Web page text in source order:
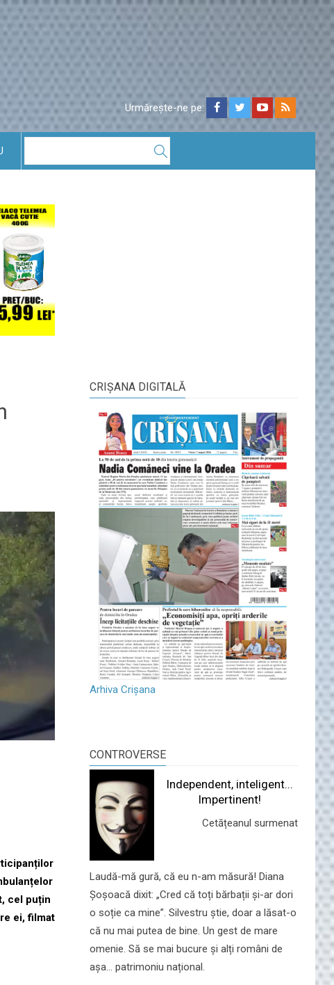
Urmărește-ne pe:
cel puțin
ei, filmat
CRIŞANA DIGITALĂ
Arhiva Crișana
CONTROVERSE
Independent, inteligent...
Impertinent!
Cetățeanul surmenat
Laudă-mă gură, că eu n-am măsură! Diana
Șoșoacă dixit: „Cred că toți bărbații și-ar dori
o soție ca mine”. Silvestru știe, doar a lăsat-o
că nu mai putea de bine. Un gest de mare
omenie. Să se mai bucure și alți români de
așa... patrimoniu național.